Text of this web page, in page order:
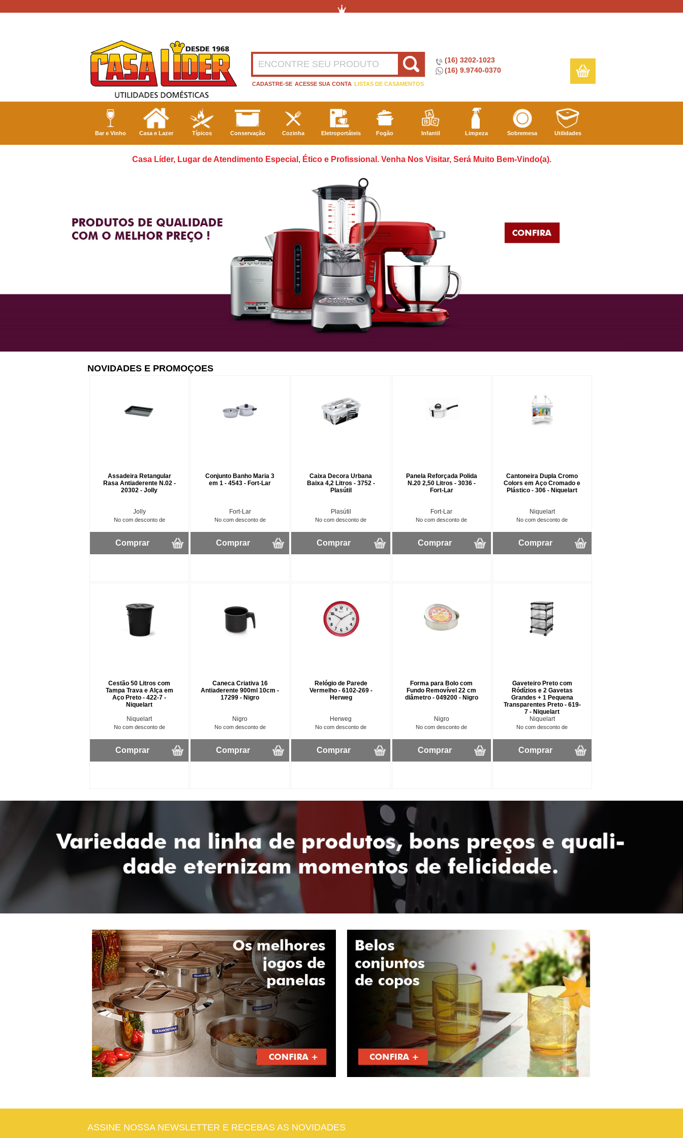
CADASTRE-SE ACESSE SUA CONTA LISTAS DE CASAMENTOS
(16) 3202-1023
(16) 9.9740-0370
Bar e Vinho Casa e Lazer Típicos Conservação Cozinha Eletroportáteis Fogão Infantil Limpeza Sobremesa Utilidades
Casa Líder, Lugar de Atendimento Especial, Ético e Profissional. Venha Nos Visitar, Será Muito Bem-Vindo(a).
NOVIDADES E PROMOÇOES
Assadeira Retangular
Rasa Antiaderente N.02 -
20302 - Jolly
Jolly
No com desconto de
Comprar
Conjunto Banho Maria 3
em 1 - 4543 - Fort-Lar
Fort-Lar
No com desconto de
Comprar
Caixa Decora Urbana
Baixa 4,2 Litros - 3752 -
Plasútil
Plasútil
No com desconto de
Comprar
Panela Reforçada Polida
N.20 2,50 Litros - 3036 -
Fort-Lar
Fort-Lar
No com desconto de
Comprar
Cantoneira Dupla Cromo
Colors em Aço Cromado e
Plástico - 306 - Niquelart
Niquelart
No com desconto de
Comprar
Cestão 50 Litros com
Tampa Trava e Alça em
Aço Preto - 422-7 -
Niquelart
Niquelart
No com desconto de
Comprar
Caneca Criativa 16
Antiaderente 900ml 10cm -
17299 - Nigro
Nigro
No com desconto de
Comprar
Relógio de Parede
Vermelho - 6102-269 -
Herweg
Herweg
No com desconto de
Comprar
Forma para Bolo com
Fundo Removível 22 cm
diâmetro - 049200 - Nigro
Nigro
No com desconto de
Comprar
Gaveteiro Preto com
Ródízios e 2 Gavetas
Grandes + 1 Pequena
Transparentes Preto - 619-
7 - Niquelart
Niquelart
No com desconto de
Comprar
ASSINE NOSSA NEWSLETTER E RECEBAS AS NOVIDADES